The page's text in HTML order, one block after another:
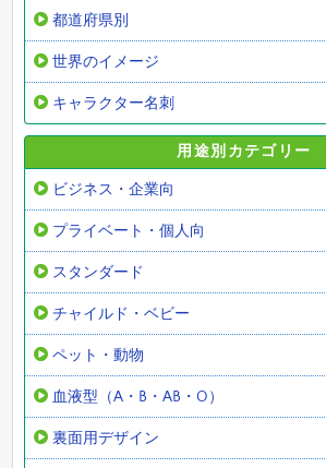
都道府県別
世界のイメージ
キャラクター名刺
用途別カテゴリー
ビジネス・企業向
プライベート・個人向
スタンダード
チャイルド・ベビー
ペット・動物
血液型（A・B・AB・O）
裏面用デザイン